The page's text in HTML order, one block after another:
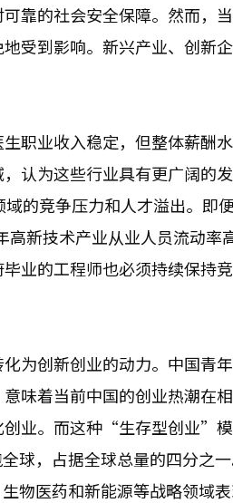
靠的社会安全保障。然而，
受到影响。新兴产业、创新
职业收入稳定，但整体薪酬
认为这些行业具有更广阔的发
的竞争压力和人才溢出。即
新技术产业从业人员流动率
业的工程师也必须持续保
为创新创业的动力。中国青
味着当前中国的创业热潮在
业。而这种“生存型创业”
球，占据全球总量的四分之
物医药和新能源等战略领域